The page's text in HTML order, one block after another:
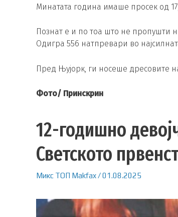
Минатата година имаше просек од
Познат е и по тоа што не пропушти
Одигра 556 натпревари во
Пред Њујорк, ги носеше дресовите
Фото/ Принскрин
12-годишно
Светското
Микс ТОП Makfax/01.08.2025